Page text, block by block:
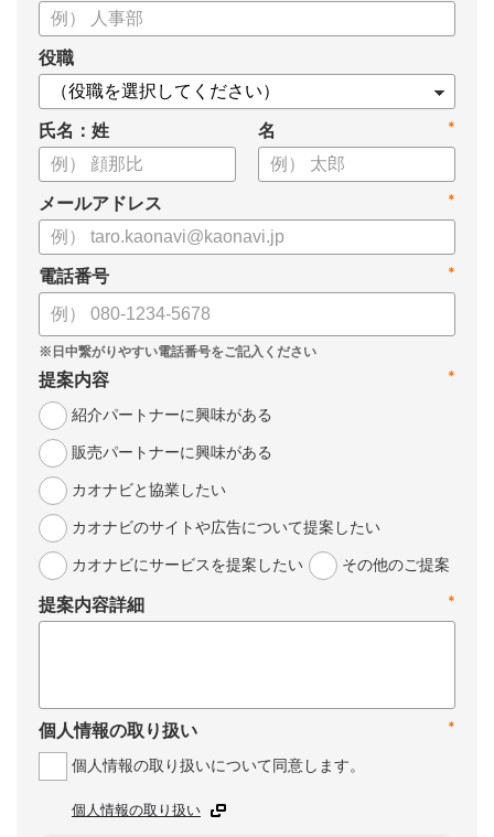
役職
氏名：姓 *
名
*
メールアドレス
*
電話番号
*
提案内容
紹介パートナーに興味がある
販売パートナーに興味がある
カオナビと協業したい
カオナビのサイトや広告について提案したい
カオナビにサービスを提案したい
その他のご提案
*
提案内容詳細
*
個人情報の取り扱い
個人情報の取り扱いについて同意します。
個人情報の取り扱い